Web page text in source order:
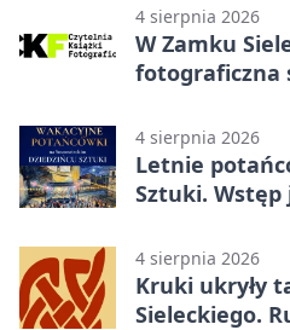
4 sierpnia 2026
W Zamku
fotograficzna
4 sierpnia 2026
Letnie
Sztuki.
4 sierpnia 2026
Kruki ukryły
Sieleckiego.